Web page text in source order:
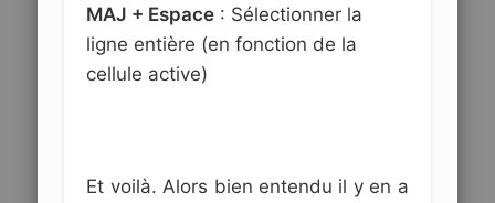
MAJ + Espace : Sélectionner la
ligne entière (en fonction de la
cellule active)
Et voilà. Alors bien entendu il y en a